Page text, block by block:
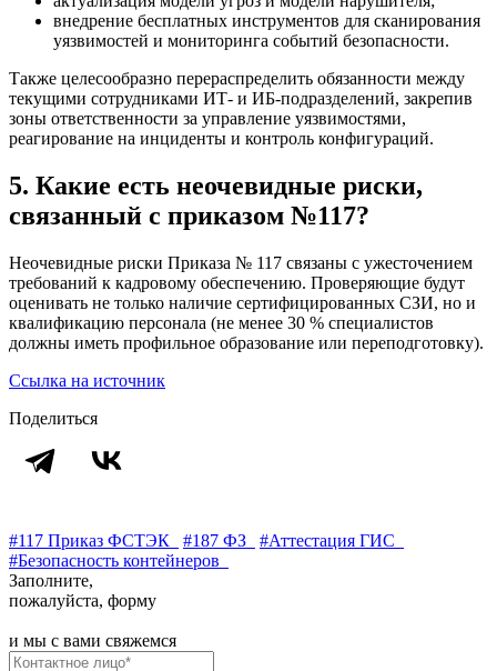
внедрение бесплатных инструментов для сканирования
уязвимостей и мониторинга событий безопасности.
Также целесообразно перераспределить обязанности между
текущими сотрудниками ИТ‑ и ИБ‑подразделений, закрепив
зоны ответственности за управление уязвимостями,
реагирование на инциденты и контроль конфигураций.
5. Какие есть неочевидные риски,
связанный с приказом №117?
Неочевидные риски Приказа № 117 связаны с ужесточением
требований к кадровому обеспечению. Проверяющие будут
оценивать не только наличие сертифицированных СЗИ, но и
квалификацию персонала (не менее 30 % специалистов
должны иметь профильное образование или переподготовку).
Ссылка на источник
Поделиться
#117 Приказ ФСТЭК #187 ФЗ
#Аттестация ГИС
#Безопасность контейнеров
Заполните,
пожалуйста, форму
и мы с вами свяжемся